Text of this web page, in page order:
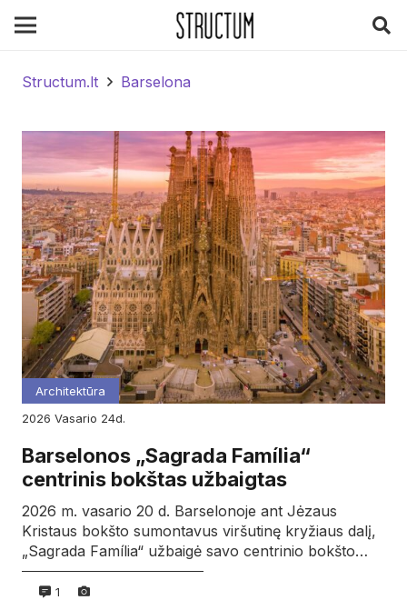
Structum.lt Barselona
Architektūra
2026
vasario 24d.
Barselonos „Sagrada Família“
centrinis bokštas užbaigtas
2026 m. vasario 20 d. Barselonoje ant Jėzaus
Kristaus bokšto sumontavus viršutinę kryžiaus dalį,
„Sagrada Família“ užbaigė savo centrinio bokšto…
1